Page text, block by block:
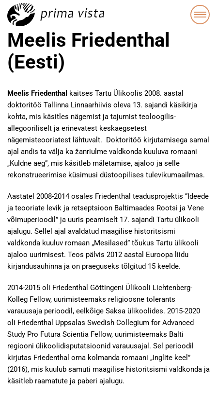
Meelis Friedenthal
(Eesti)
Meelis Friedenthal kaitses Tartu Ülikoolis 2008. aastal
doktoritöö Tallinna Linnaarhiivis oleva 13. sajandi käsikirja
kohta, mis käsitles nägemist ja tajumist teoloogilis-
allegooriliselt ja erinevatest keskaegsetest
nägemisteooriatest lähtuvalt. Doktoritöö kirjutamisega samal
ajal andis ta välja ka žanriulme valdkonda kuuluva romaani
„Kuldne aeg”, mis käsitleb mäletamise, ajaloo ja selle
rekonstrueerimise küsimusi düstoopilises tulevikumaailmas.
Aastatel 2008-2014 osales Friedenthal teadusprojektis “Ideede
ja teooriate levik ja retseptsioon Baltimaades Rootsi ja Vene
võimuperioodil” ja uuris peamiselt 17. sajandi Tartu ülikooli
ajalugu. Sellel ajal avaldatud maagilise historitsismi
valdkonda kuuluv romaan „Mesilased” tõukus Tartu ülikooli
ajaloo uurimisest. Teos pälvis 2012 aastal Euroopa liidu
kirjandusauhinna ja on praeguseks tõlgitud 15 keelde.
2014-2015 oli Friedenthal Göttingeni Ülikooli Lichtenberg-
Kolleg Fellow, uurimisteemaks religioosne tolerants
varauusaja perioodil, eelkõige Saksa ülikoolides. 2015-2020
oli Friedenthal Uppsalas Swedish Collegium for Advanced
Study Pro Futura Scientia Fellow, uurimisteemaks Balti
regiooni ülikoolidisputatsioonid varauusajal. Sel perioodil
kirjutas Friedenthal oma kolmanda romaani „Inglite keel”
(2016), mis kuulub samuti maagilise historitsismi valdkonda ja
käsitleb raamatute ja paberi ajalugu.